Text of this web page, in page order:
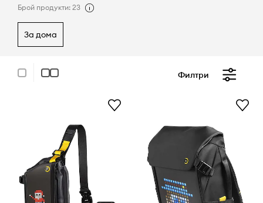
Брой продукти: 23
за дома
Филтри